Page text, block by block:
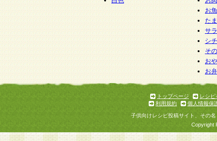
お
た
サ
シ
そ
お
お
トップページ
レシピ
利用規約
個人情報保
子供向けレシピ投稿サイト、その
Copyright